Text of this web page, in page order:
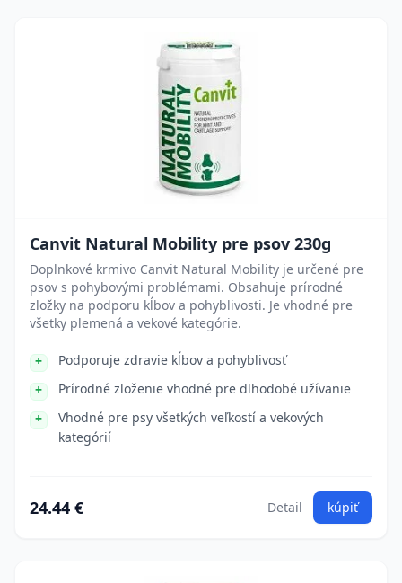
Canvit Natural Mobility pre psov 230g
Doplnkové krmivo Canvit Natural Mobility je určené pre
psov s pohybovými problémami. Obsahuje prírodné
zložky na podporu kĺbov a pohyblivosti. Je vhodné pre
všetky plemená a vekové kategórie.
Podporuje zdravie kĺbov a pohyblivosť
Prírodné zloženie vhodné pre dlhodobé užívanie
Vhodné pre psy všetkých veľkostí a vekových
kategórií
24.44 € Detail kúpiť